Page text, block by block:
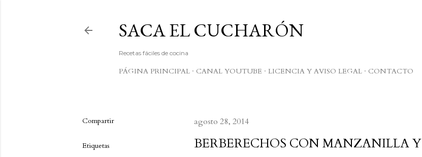
SACA EL CUCHARÓN
Recetas fáciles de cocina
PÁGINA PRINCIPAL CANAL YOUTUBE LICENCIA Y AVISO LEGAL CONTACTO
Compartir
Etiquetas
agosto 28, 2014
BERBERECHOS CON MANZANILLA